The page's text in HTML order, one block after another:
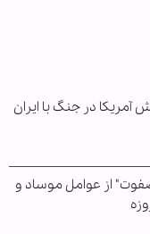
آمریکا در جنگ با ایران
صفوت" از عوامل موساد و